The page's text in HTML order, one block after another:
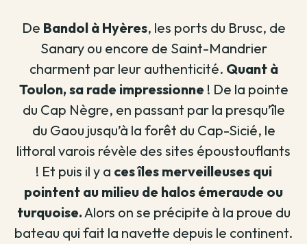
De Bandol à Hyères, les ports du Brusc, de
Sanary ou encore de Saint-Mandrier
charment par leur authenticité. Quant à
Toulon, sa rade impressionne ! De la pointe
du Cap Nègre, en passant par la presqu’île
du Gaou jusqu’à la forêt du Cap-Sicié, le
littoral varois révèle des sites époustouflants
! Et puis il y a ces îles merveilleuses qui
pointent au milieu de halos émeraude ou
turquoise.Alors on se précipite à la proue du
bateau qui fait la navette depuis le continent.